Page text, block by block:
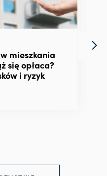
mieszkania
się opłaca?
i ryzyk